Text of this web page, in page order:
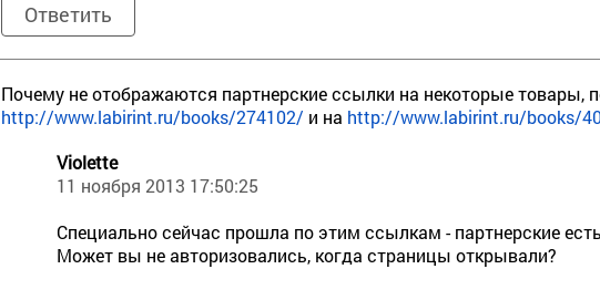
Ответить
Почему не отображаются партнерские ссылки на некоторые товары,
http://www.labirint.ru/books/274102/ и на http://www.labirint.ru/books/
Violette
11 ноября 2013 17:50:25
Специально сейчас прошла по этим ссылкам - партнерские
Может вы не авторизовались, когда страницы открывали?